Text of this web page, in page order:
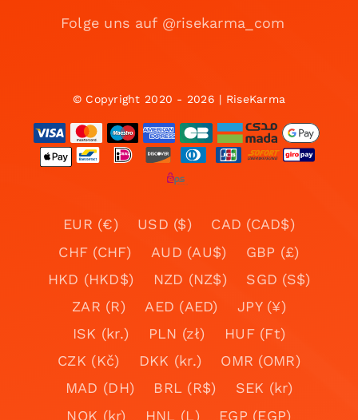
Folge uns auf @risekarma_com
© Copyright 2020 - 2026 | RiseKarma
EUR (€) USD ($)
CAD (CAD$)
CHF (CHF)
AUD (AU$)
GBP (£)
HKD (HKD$)
NZD (NZ$)
SGD (S$)
ZAR (R)
AED (AED)
JPY (¥)
ISK (kr.)
PLN (zł)
HUF (Ft)
CZK (Kč)
DKK (kr.)
OMR (OMR)
MAD (DH)
BRL (R$)
SEK (kr)
NOK (kr)
HNL (L)
EGP (EGP)